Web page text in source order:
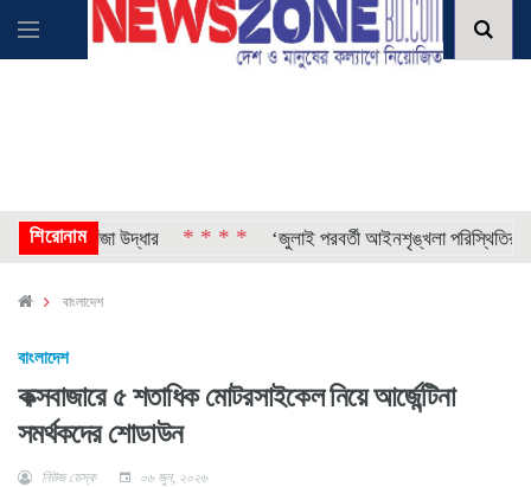
শিরোনাম
গাঁজা উদ্ধার * * * * ‘জুলাই পরবর্তী আইনশৃঙ্খলা পরিস্থিতির জন‍্য
বাংলাদেশ
বাংলাদেশ
কক্সবাজারে ৫ শতাধিক মোটরসাইকেল নিয়ে আর্জেন্টিনা
সমর্থকদের শোডাউন
নিউজ ডেস্ক ০৬ জুন, ২০২৬